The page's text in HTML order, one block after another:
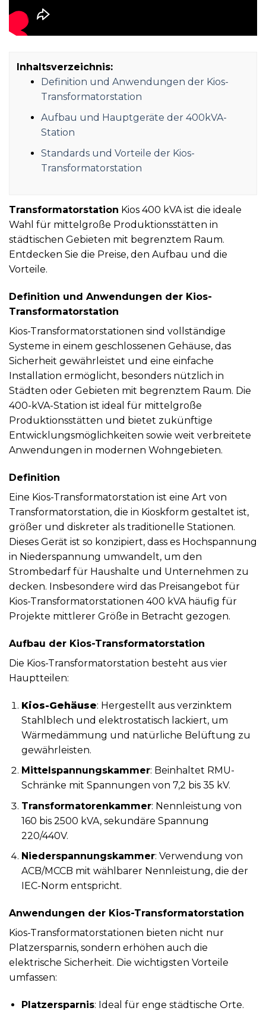
Inhaltsverzeichnis:
Definition und Anwendungen der Kios-
Transformatorstation
Aufbau und Hauptgeräte der 400kVA-
Station
Standards und Vorteile der Kios-
Transformatorstation
Transformatorstation Kios 400 kVA ist die ideale
Wahl für mittelgroße Produktionsstätten in
städtischen Gebieten mit begrenztem Raum.
Entdecken Sie die Preise, den Aufbau und die
Vorteile.
Definition und Anwendungen der Kios-
Transformatorstation
Kios-Transformatorstationen sind vollständige
Systeme in einem geschlossenen Gehäuse, das
Sicherheit gewährleistet und eine einfache
Installation ermöglicht, besonders nützlich in
Städten oder Gebieten mit begrenztem Raum. Die
400-kVA-Station ist ideal für mittelgroße
Produktionsstätten und bietet zukünftige
Entwicklungsmöglichkeiten sowie weit verbreitete
Anwendungen in modernen Wohngebieten.
Definition
Eine Kios-Transformatorstation ist eine Art von
Transformatorstation, die in Kioskform gestaltet ist,
größer und diskreter als traditionelle Stationen.
Dieses Gerät ist so konzipiert, dass es Hochspannung
in Niederspannung umwandelt, um den
Strombedarf für Haushalte und Unternehmen zu
decken. Insbesondere wird das Preisangebot für
Kios-Transformatorstationen 400 kVA häufig für
Projekte mittlerer Größe in Betracht gezogen.
Aufbau der Kios-Transformatorstation
Die Kios-Transformatorstation besteht aus vier
Hauptteilen:
Kios-Gehäuse: Hergestellt aus verzinktem
Stahlblech und elektrostatisch lackiert, um
Wärmedämmung und natürliche Belüftung zu
gewährleisten.
Mittelspannungskammer: Beinhaltet RMU-
Schränke mit Spannungen von 7,2 bis 35 kV.
Transformatorenkammer: Nennleistung von
160 bis 2500 kVA, sekundäre Spannung
220/440V.
Niederspannungskammer: Verwendung von
ACB/MCCB mit wählbarer Nennleistung, die der
IEC-Norm entspricht.
Anwendungen der Kios-Transformatorstation
Kios-Transformatorstationen bieten nicht nur
Platzersparnis, sondern erhöhen auch die
elektrische Sicherheit. Die wichtigsten Vorteile
umfassen:
Platzersparnis: Ideal für enge städtische Orte.